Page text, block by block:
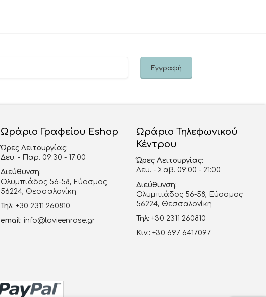
Ωράριο Γραφείου Eshop
Ώρες Λειτουργίας:
Δευ. - Παρ. 09:30 - 17:00
Διεύθυνση:
Ολυμπιάδος 56-58, Εύοσμος
56224, Θεσσαλονίκη
Τηλ: +30 2311 260810
email: info@lavieenrose.gr
Ωράριο Τηλεφωνικού
Κέντρου
Ώρες Λειτουργίας:
Δευ. - Σαβ. 09:00 - 21:00
Διεύθυνση:
Ολυμπιάδος 56-58, Εύοσμος
56224, Θεσσαλονίκη
Τηλ: +30 2311 260810
Κιν.: +30 697 6417097